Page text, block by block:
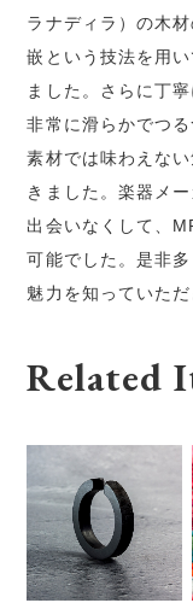
ラナディラ）の木
嵌という技法を用
ました。さらに丁
非常に滑らかでつ
素材では味わえな
きました。楽器メ
出会いなくして、
可能でした。是非
魅力を知っていた
Related